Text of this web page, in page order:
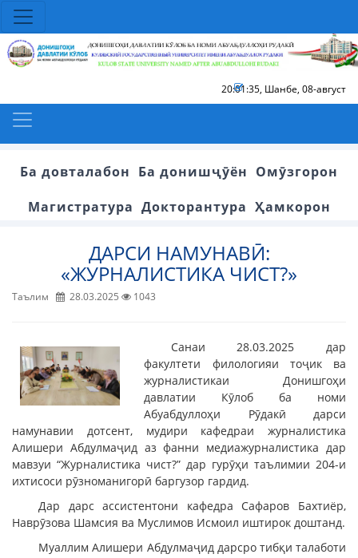
20:01:36, Шанбе, 08-август
Ба довталабон Ба донишҷӯён Омӯзгорон
Магистратура Докторантура Ҳамкорон
ДАРСИ НАМУНАВӢ:
«ЖУРНАЛИСТИКА ЧИСТ?»
Таълим 28.03.2025 1043
Санаи 28.03.2025 дар
факултети филологияи тоҷик ва
журналистикаи Донишгоҳи
давлатии Кӯлоб ба номи
Абуабдуллоҳи Рӯдакӣ дарси
намунавии дотсент, мудири кафедраи журналистика
Алишери Абдулмаҷид аз фанни медиажурналистика дар
мавзуи “Журналистика чист?” дар гурӯҳи таълимии 204-и
ихтисоси рӯзноманигорӣ баргузор гардид.
Дар дарс ассистентони кафедра Сафаров Бахтиёр,
Наврӯзова Шамсия ва Муслимов Исмоил иштирок доштанд.
Муаллим Алишери Абдулмаҷид дарсро тибқи талаботи